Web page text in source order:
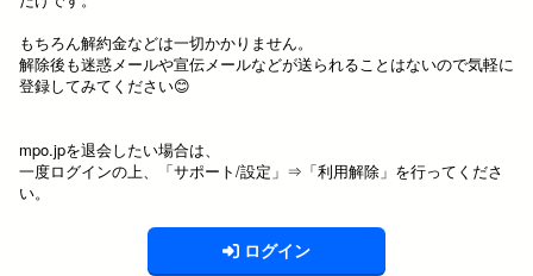
もちろん解約金などは一切かかりません。
解除後も迷惑メールや宣伝メールなどが送られることはないので気軽に
登録してみてください😊
mpo.jpを退会したい場合は、
一度ログインの上、「サポート/設定」⇒「利用解除」を行ってくださ
い。
ログイン